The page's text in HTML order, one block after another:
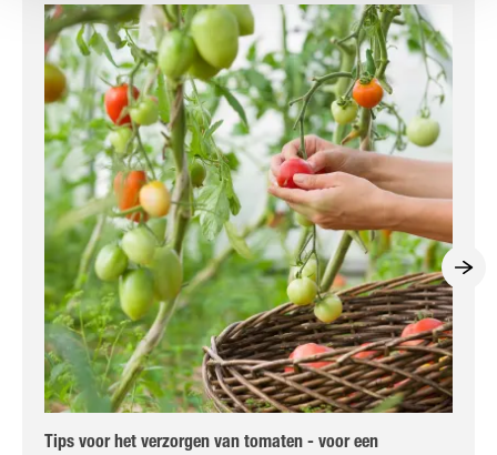
Tips voor het verzorgen van tomaten - voor een